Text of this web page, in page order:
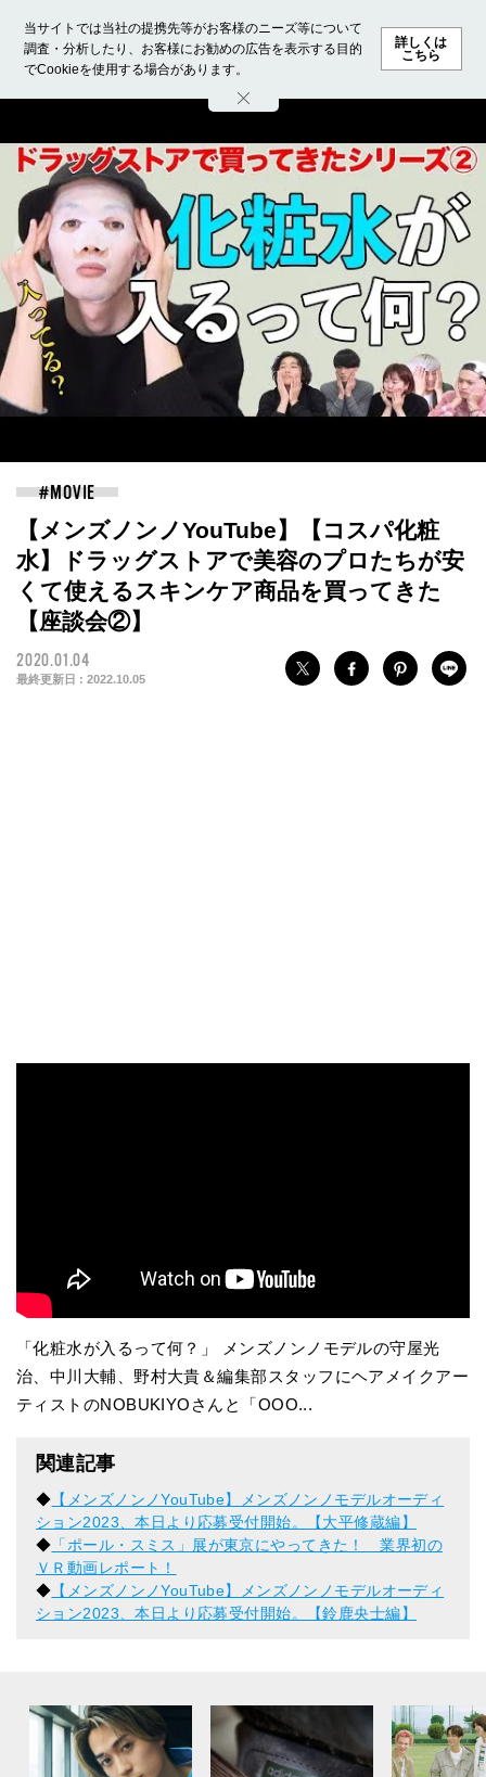
当サイトでは当社の提携先等がお客様のニーズ等について
調査・分析したり、お客様にお勧めの広告を表示する目的
でCookieを使用する場合があります。
詳しくは
こちら
ホーム モデル募集 ランキング ファッション ビューテ
【メンズノンノYouTube】【コスパ化粧
水】ドラッグストアで美容のプロたちが安
くて使えるスキンケア商品を買ってきた
【座談会②】
2020.01.04
最終更新日 : 2022.10.05
「化粧水が入るって何？」 メンズノンノモデルの守屋光
治、中川大輔、野村大貴＆編集部スタッフにヘアメイクアー
ティストのNOBUKIYOさんと「OOO...
関連記事
◆ 【メンズノンノYouTube】メンズノンノモデルオーディ
ション2023、本日より応募受付開始。【大平修蔵編】
◆ 「ポール・スミス」展が東京にやってきた！ 業界初の
ＶＲ動画レポート！
◆ 【メンズノンノYouTube】メンズノンノモデルオーディ
ション2023、本日より応募受付開始。【鈴鹿央士編】